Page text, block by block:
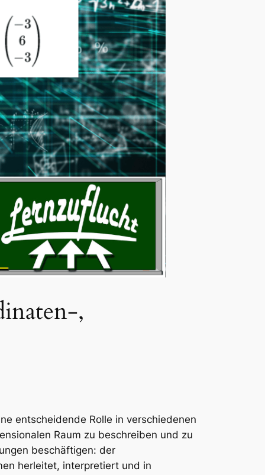
,
entscheidende Rolle in verschiedenen
Raum zu beschreiben und zu
beschäftigen: der
herleitet, interpretiert und in